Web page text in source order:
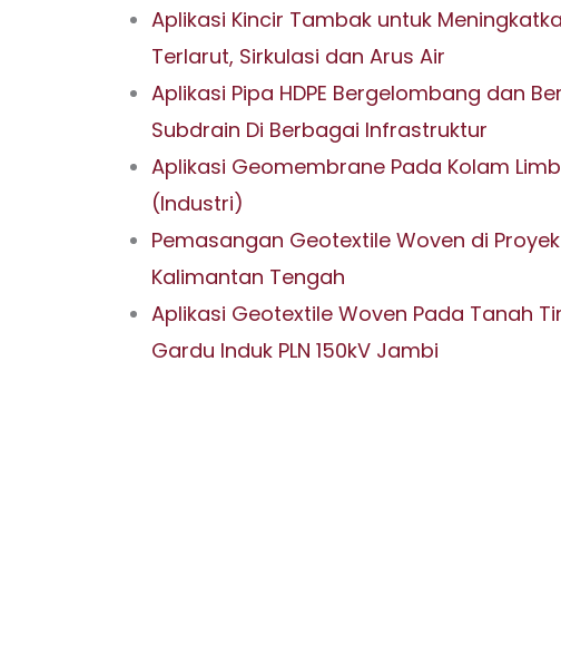
Aplikasi Kincir Tambak untuk
Terlarut, Sirkulasi dan Arus Air
Aplikasi Pipa HDPE Bergelombang dan
Subdrain Di Berbagai Infrastruktur
Aplikasi Geomembrane Pada Kolam
(Industri)
Pemasangan Geotextile Woven di
Kalimantan Tengah
Aplikasi Geotextile Woven Pada Tanah
Gardu Induk PLN 150kV Jambi